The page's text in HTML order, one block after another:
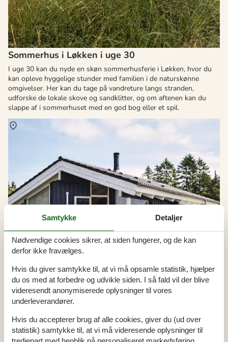
Sommerhus i Løkken i uge 30
I uge 30 kan du nyde en skøn sommerhusferie i Løkken, hvor du
kan opleve hyggelige stunder med familien i de naturskønne
omgivelser. Her kan du tage på vandreture langs stranden,
udforske de lokale skove og sandklitter, og om aftenen kan du
slappe af i sommerhuset med en god bog eller et spil.
Sommerhus i Vesterlund i uge 30
Samtykke Detaljer
Nødvendige cookies sikrer, at siden fungerer, og de kan
derfor ikke fravælges.
Hvis du giver samtykke til, at vi må opsamle statistik, hjælper
du os med at forbedre og udvikle siden. I så fald vil der blive
videresendt anonymiserede oplysninger til vores
underleverandører.
Hvis du accepterer brug af alle cookies, giver du (ud over
statistik) samtykke til, at vi må videresende oplysninger til